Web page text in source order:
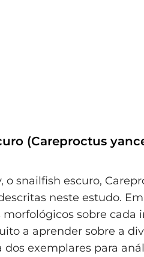
(Careproctus
o snailfish escuro,
neste estudo.
sobre cada
a aprender sobre a
dos exemplares para